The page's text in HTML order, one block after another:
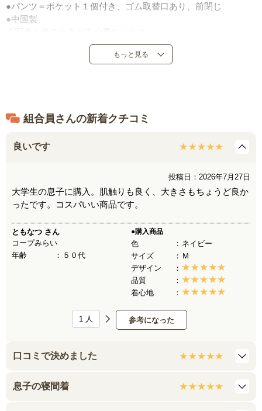
●パンツ＝ポケット１個付き、ゴム取替口あり、前閉じ
●中国製
もっと見る
組合員さんの新着クチコミ
良いです
投稿日：2026年7月27日
大学生の息子に購入。肌触りも良く、大きさもちょうど良か
ったです。コスパいい商品です。
ともなつ さん
コープみらい
年齢
５０代
●購入商品
色
ネイビー
サイズ
Ｍ
デザイン
品質
着心地
参考になった
1 人
口コミで決めました
息子の寝間着